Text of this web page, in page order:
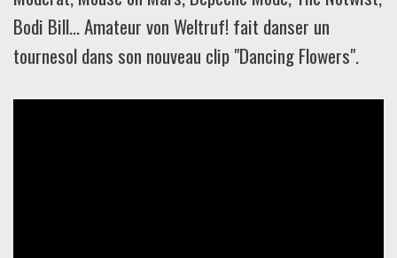
Bodi Bill... Amateur von Weltruf! fait danser un
tournesol dans son nouveau clip "Dancing Flowers".